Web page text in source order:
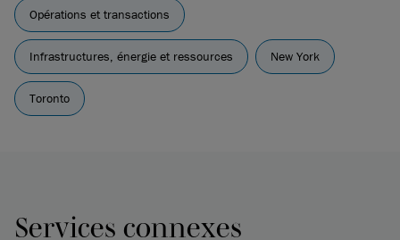
Opérations et transactions
Infrastructures, énergie et ressources New York
Toronto
Services connexes